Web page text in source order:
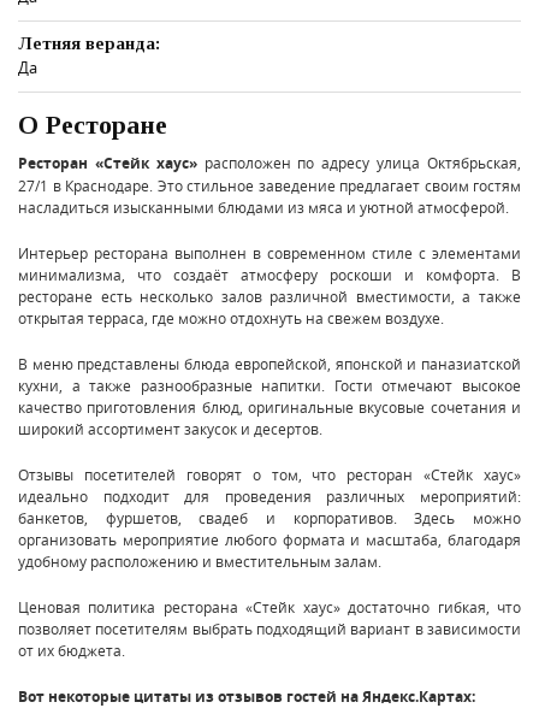
Летняя веранда:
Да
О Ресторане
Ресторан «Стейк хаус»расположен по адресу улица Октябрьская,
27/1 в Краснодаре. Это стильное заведение предлагает своим гостям
насладиться изысканными блюдами из мяса и уютной атмосферой.
Интерьер ресторана выполнен в современном стиле с элементами
минимализма, что создаёт атмосферу роскоши и комфорта. В
ресторане есть несколько залов различной вместимости, а также
открытая терраса, где можно отдохнуть на свежем воздухе.
В меню представлены блюда европейской, японской и паназиатской
кухни, а также разнообразные напитки. Гости отмечают высокое
качество приготовления блюд, оригинальные вкусовые сочетания и
широкий ассортимент закусок и десертов.
Отзывы посетителей говорят о том, что ресторан «Стейк хаус»
идеально подходит для проведения различных мероприятий:
банкетов, фуршетов, свадеб и корпоративов. Здесь можно
организовать мероприятие любого формата и масштаба, благодаря
удобному расположению и вместительным залам.
Ценовая политика ресторана «Стейк хаус» достаточно гибкая, что
позволяет посетителям выбрать подходящий вариант в зависимости
от их бюджета.
Вот некоторые цитаты из отзывов гостей на Яндекс.Картах: